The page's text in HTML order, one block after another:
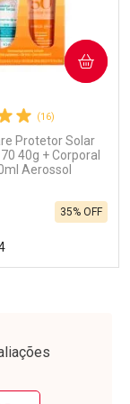
(16)
Protetor Solar
40g + Corporal
Aerossol
35% OFF
COMPRAR